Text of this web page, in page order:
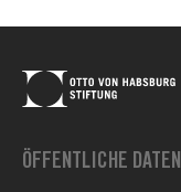
ÖFFENTLICHE DATEN